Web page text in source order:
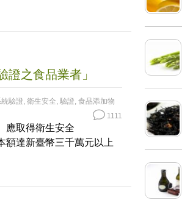
之食品業者」
驗證, 衛生安全, 驗證, 食品添加物
1111
應取得衛生安全
額達新臺幣三千萬元以上